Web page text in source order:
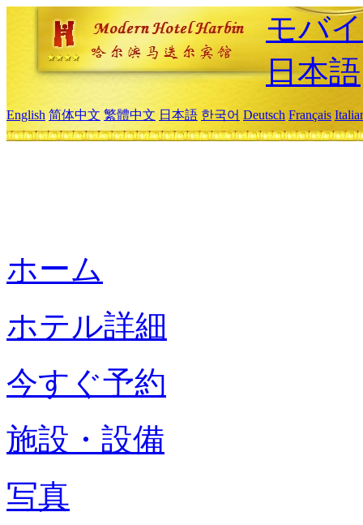
モバ
日本語
English 简体中文 繁體中文 日本語 한국어 Deutsch Français
ホーム
ホテル詳細
今すぐ予約
施設・設備
写真